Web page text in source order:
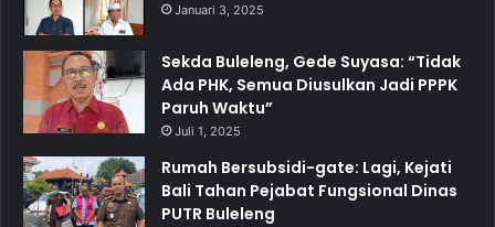
Januari 3, 2025
Sekda Buleleng, Gede Suyasa: “Tidak
Ada PHK, Semua Diusulkan Jadi PPPK
Paruh Waktu”
Juli 1, 2025
Rumah Bersubsidi-gate: Lagi, Kejati
Bali Tahan Pejabat Fungsional Dinas
PUTR Buleleng